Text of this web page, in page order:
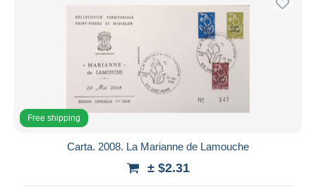
Free shipping
Carta. 2008. La Marianne de Lamouche
± $2.31